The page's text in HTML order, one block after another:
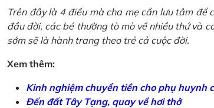
Trên đây là 4 điều mà cha mẹ cần lưu tâm để
đầu đời, các bé thường tò mò về nhiều thứ và
sớm sẽ là hành trang theo trẻ cả cuộc đời.
Xem thêm:
Kinh nghiệm chuyển tiền cho phụ huynh
Đến đất Tây Tạng, quay về hơi thở